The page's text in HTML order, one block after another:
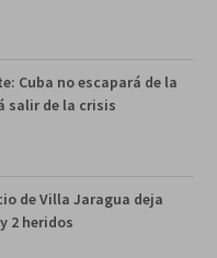
Cuba no escapará de la
salir de la crisis
de Villa Jaragua deja
2 heridos